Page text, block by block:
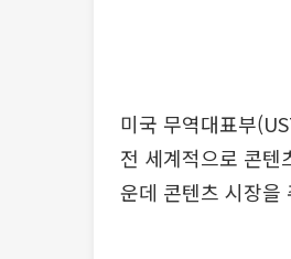
미국 무역대표부
전 세계적으로 콘텐
운데 콘텐츠 시장을